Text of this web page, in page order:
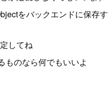
をバックエンドに保存す
してね
ものなら何でもいいよ